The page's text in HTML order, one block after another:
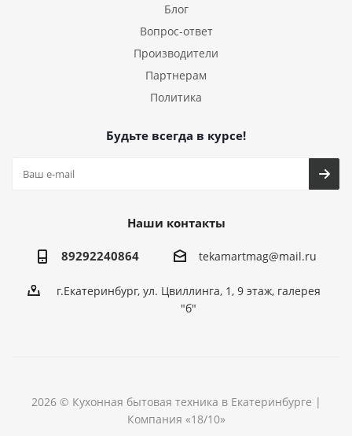
Блог
Вопрос-ответ
Производители
Партнерам
Политика
Будьте всегда в курсе!
Наши контакты
89292240864 tekamartmag@mail.ru
г.Екатеринбург, ул. Цвиллинга, 1, 9 этаж, галерея
"б"
2026 © Кухонная бытовая техника в Екатеринбурге |
Компания «18/10»